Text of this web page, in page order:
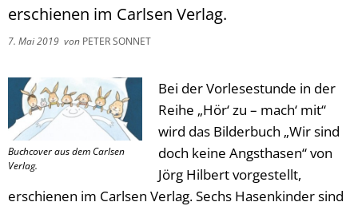
erschienen im Carlsen Verlag.
7. Mai 2019 von PETER SONNET
Buchcover aus dem Carlsen
Verlag.
Bei der Vorlesestunde in der
Reihe „Hör‘ zu – mach‘ mit“
wird das Bilderbuch „Wir sind
doch keine Angsthasen“ von
Jörg Hilbert vorgestellt,
erschienen im Carlsen Verlag. Sechs Hasenkinder sind